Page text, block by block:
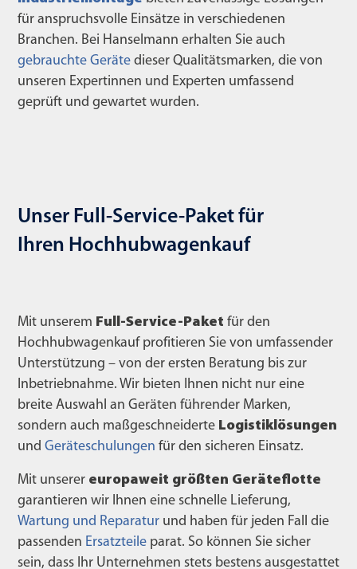
für anspruchsvolle Einsätze in verschiedenen
Branchen. Bei Hanselmann erhalten Sie auch
gebrauchte Geräte dieser Qualitätsmarken, die von
unseren Expertinnen und Experten umfassend
geprüft und gewartet wurden.
Unser Full-Service-Paket für
Ihren Hochhubwagenkauf
Mit unserem Full-Service-Paket für den
Hochhubwagenkauf profitieren Sie von umfassender
Unterstützung – von der ersten Beratung bis zur
Inbetriebnahme. Wir bieten Ihnen nicht nur eine
breite Auswahl an Geräten führender Marken,
sondern auch maßgeschneiderte Logistiklösungen
und Geräteschulungen für den sicheren Einsatz.
Mit unserer europaweit größten Geräteflotte
garantieren wir Ihnen eine schnelle Lieferung,
Wartung und Reparatur und haben für jeden Fall die
passenden Ersatzteile parat. So können Sie sicher
sein, dass Ihr Unternehmen stets bestens ausgestattet